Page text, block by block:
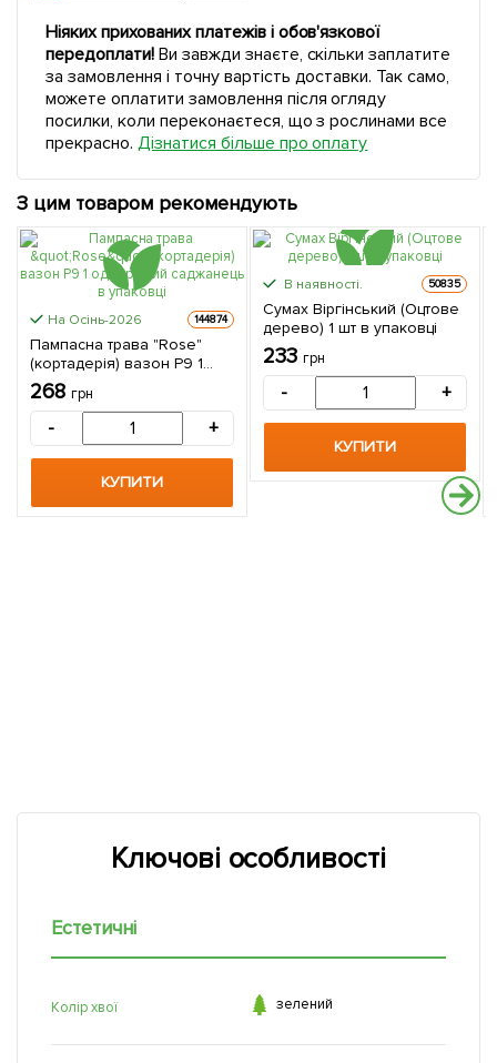
Ніяких прихованих платежів і обов'язкової
передоплати!Ви завжди знаєте, скільки заплатите
за замовлення і точну вартість доставки. Так само,
можете оплатити замовлення після огляду
посилки, коли переконаєтеся, що з рослинами все
прекрасно. Дізнатися більше про оплату
З цим товаром рекомендують
На Осінь-2026 144874
Пампасна трава "Rose"
(кортадерія) вазон Р9 1
однорічний саджанець в
упаковці
268 грн
- +
КУПИТИ
В наявності. 50835
Сумах Віргінський (Оцтове
дерево) 1 шт в упаковці
233 грн
- +
КУПИТИ
Ключові особливості
Естетичні
Колір хвої  зелений